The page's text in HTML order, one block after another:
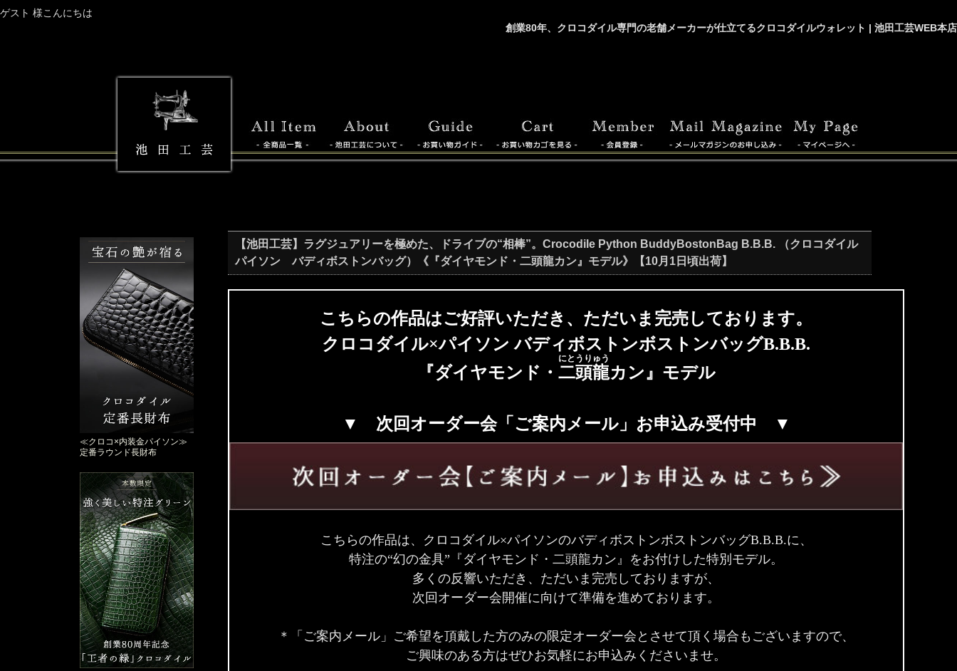
ゲスト 様こんにちは
創業80年、クロコダイル専門の老舗メーカーが仕立てるクロコダイルウォレット | 池田工芸WEB本店
≪クロコ×内装金パイソン≫
定番ラウンド長財布
【池田工芸】ラグジュアリーを極めた、ドライブの“相棒”。Crocodile Python BuddyBostonBag B.B.B. （クロコダイル
パイソン バディボストンバッグ）《『ダイヤモンド・二頭龍カン』モデル》【10月1日頃出荷】
こちらの作品はご好評いただき、ただいま完売しております。
クロコダイル×パイソン バディボストンボストンバッグB.B.B.
『ダイヤモンド・ 二頭龍
にとうりゅう
カン』モデル
▼ 次回オーダー会「ご案内メール」お申込み受付中 ▼
こちらの作品は、クロコダイル×パイソンのバディボストンボストンバッグB.B.B.に、
特注の“幻の金具”『ダイヤモンド・二頭龍カン』をお付けした特別モデル。
多くの反響いただき、ただいま完売しておりますが、
次回オーダー会開催に向けて準備を進めております。
＊「ご案内メール」ご希望を頂戴した方のみの限定オーダー会とさせて頂く場合もございますので、
ご興味のある方はぜひお気軽にお申込みくださいませ。